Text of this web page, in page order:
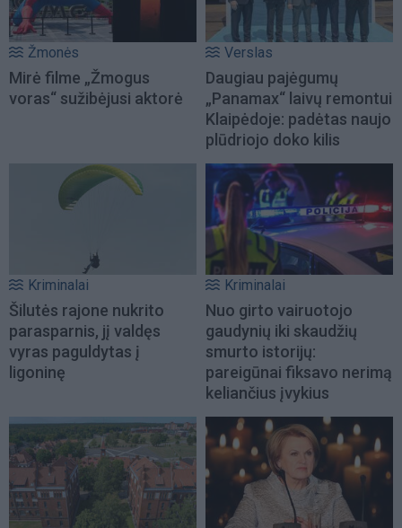
Žmonės
Mirė filme „Žmogus
voras“ sužibėjusi aktorė
Verslas
Daugiau pajėgumų
„Panamax“ laivų remontui
Klaipėdoje: padėtas naujo
plūdriojo doko kilis
Kriminalai
Šilutės rajone nukrito
parasparnis, jį valdęs
vyras paguldytas į
ligoninę
Kriminalai
Nuo girto vairuotojo
gaudynių iki skaudžių
smurto istorijų:
pareigūnai fiksavo nerimą
keliančius įvykius